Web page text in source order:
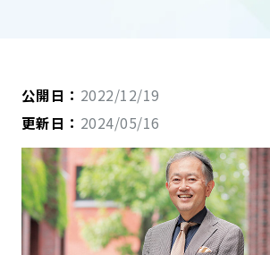
公開日： 2022/12/19
更新日： 2024/05/16